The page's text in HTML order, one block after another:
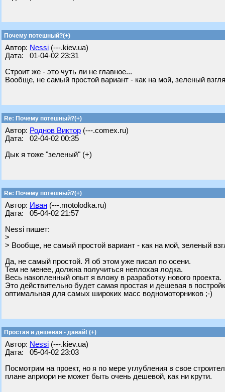
Почему потешный?(+)
Автор: Nessi (---.kiev.ua)
Дата: 01-04-02 23:31
Строит же - это чуть ли не главное...
Вообще, не самый простой вариант - как на мой, зеленый
Re: Почему потешный?(+)
Автор: Роднов Виктор (---.comex.ru)
Дата: 02-04-02 00:35
Дык я тоже "зеленый" (+)
Re: Почему потешный?(+)
Автор: Иван (---.motolodka.ru)
Дата: 05-04-02 21:57
Nessi пишет:
>
> Вообще, не самый простой вариант - как на мой, зеленый
Да, не самый простой. Я об этом уже писал по осени.
Тем не менее, должна получиться неплохая лодка.
Весь накопленный опыт я вложу в разработку нового проекта.
Это действительно будет самая простая и дешевая в
оптимальная для самых широких масс водномоторников ;-)
Простая и дешевая - давай! (+)
Автор: Nessi (---.kiev.ua)
Дата: 05-04-02 23:03
Посмотрим на проект, но я по мере углубления в свое
плане априори не может быть очень дешевой, как ни крути.